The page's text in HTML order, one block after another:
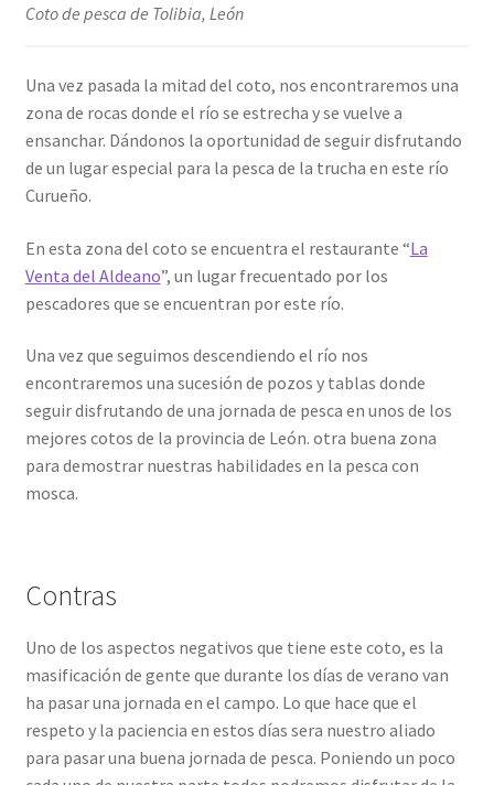
Coto de pesca de Tolibia, León
Una vez pasada la mitad del coto, nos encontraremos una
zona de rocas donde el río se estrecha y se vuelve a
ensanchar. Dándonos la oportunidad de seguir disfrutando
de un lugar especial para la pesca de la trucha en este río
Curueño.
En esta zona del coto se encuentra el restaurante “La
Venta del Aldeano”, un lugar frecuentado por los
pescadores que se encuentran por este río.
Una vez que seguimos descendiendo el río nos
encontraremos una sucesión de pozos y tablas donde
seguir disfrutando de una jornada de pesca en unos de los
mejores cotos de la provincia de León. otra buena zona
para demostrar nuestras habilidades en la pesca con
mosca.
Contras
Uno de los aspectos negativos que tiene este coto, es la
masificación de gente que durante los días de verano van
ha pasar una jornada en el campo. Lo que hace que el
respeto y la paciencia en estos días sera nuestro aliado
para pasar una buena jornada de pesca. Poniendo un poco